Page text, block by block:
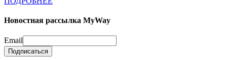
Новостная рассылка MyWay
Email